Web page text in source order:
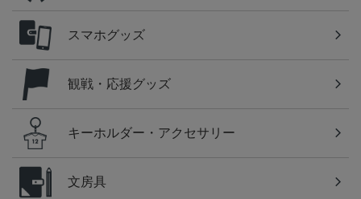
スマホグッズ
観戦・応援グッズ
キーホルダー・アクセサリー
文房具